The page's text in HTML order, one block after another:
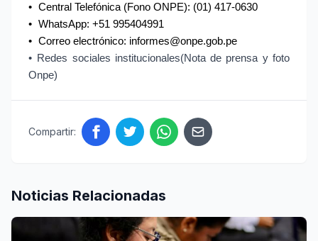
• Central Telefónica (Fono ONPE): (01) 417-0630
• WhatsApp: +51 995404991
• Correo electrónico: informes@onpe.gob.pe
• Redes sociales institucionales(Nota de prensa y foto
Onpe)
Compartir:
Noticias Relacionadas